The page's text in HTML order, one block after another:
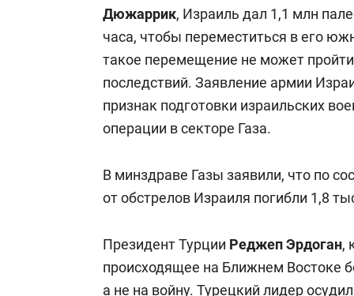
Дюжаррик, Израиль дал 1,1 млн
часа, чтобы переместиться в его
такое перемещение не может
последствий. Заявление армии
признак подготовки израильских
операции в секторе Газа.
В минздраве Газы заявили, что по
от обстрелов Израиля погибли 1,8
Президент Турции Реджеп Эрдоган,
происходящее на Ближнем Востоке
а не на войну. Турецкий лидер